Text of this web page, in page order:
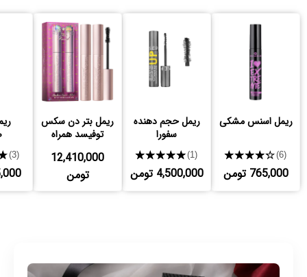
ریمل اسنس مشکی
★★★★★(6)
765,000 تومن
ریمل حجم دهنده
سفورا
★★★★★(1)
4,500,000 تومن
ریمل بتر دن سکس
توفیسد همراه
12,410,000
تومن
(3)